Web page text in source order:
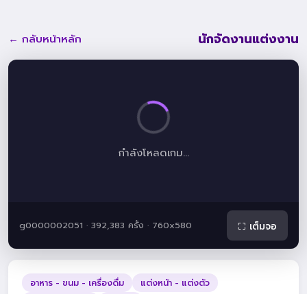
← กลับหน้าหลัก นักจัดงานแต่งงาน
กำลังโหลดเกม...
g0000002051 · 392,383 ครั้ง · 760x580 ⛶ เต็มจอ
อาหาร - ขนม - เครื่องดื่ม
แต่งหน้า - แต่งตัว